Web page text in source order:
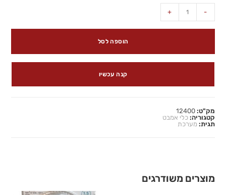
-
+
הוספה לסל
קנה עכשיו
מק"ט:12400
קטגוריה:כלי אמבט
תגית: מערכת
מוצרים משודרגים